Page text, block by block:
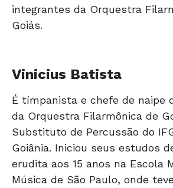
integrantes da Orquestra
Goiás.
Vinicius Batista
É tímpanista e chefe de naipe
da Orquestra Filarmônica de
Substituto de Percussão do
Goiânia. Iniciou seus estudos
erudita aos 15 anos na Escola
Música de São Paulo, onde